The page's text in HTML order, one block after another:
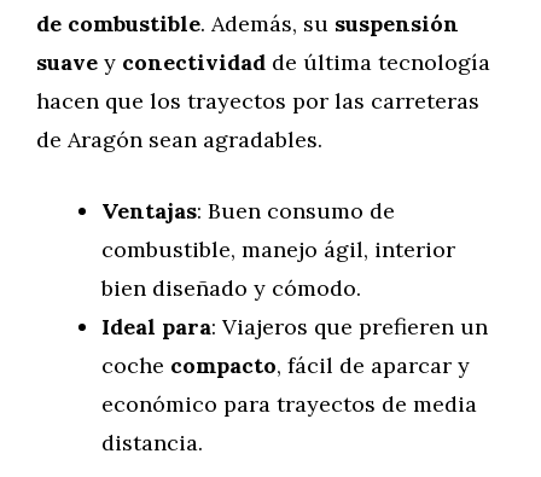
de combustible. Además, su suspensión
suave y conectividad de última tecnología
hacen que los trayectos por las carreteras
de Aragón sean agradables.
Ventajas: Buen consumo de
combustible, manejo ágil, interior
bien diseñado y cómodo.
Ideal para: Viajeros que prefieren un
coche compacto, fácil de aparcar y
económico para trayectos de media
distancia.